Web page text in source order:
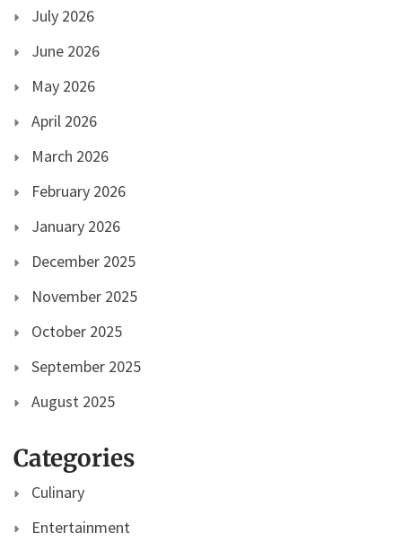
July 2026
June 2026
May 2026
April 2026
March 2026
February 2026
January 2026
December 2025
November 2025
October 2025
September 2025
August 2025
Categories
Culinary
Entertainment